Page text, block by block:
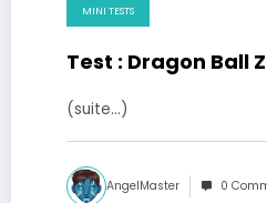
MINI TESTS
Test : Dragon Ball
(suite…)
AngelMaster 0